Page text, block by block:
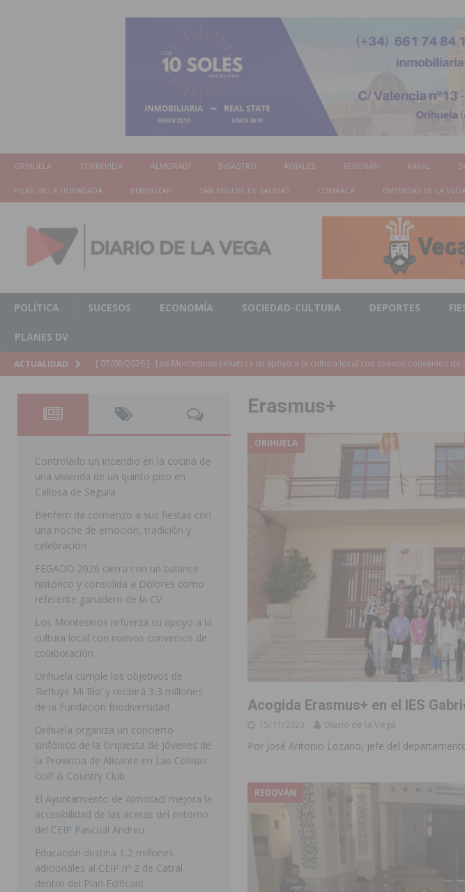
ORIHUELA TORREVIEJA ALMORADÍ BIGASTRO ROJALES REDOVÁN RAFAL
PILAR DE LA HORADADA BENEJUZAR SAN MIGUEL DE SALINAS COMARCA EMPRESAS DE LA VEGA
POLÍTICA SUCESOS ECONOMÍA SOCIEDAD-CULTURA DEPORTES
PLANES DV
ACTUALIDAD [ 07/08/2026 ] Orihuela cumple los objetivos de ‘Refluye Mi Río’ y recibirá 3,3 millones de la
[ 07/08/2026 ]
Orihuela organiza un concierto sinfónico de la Orquesta de Jóvenes de la
Golf & Country Club
ORIHUELA
[ 07/08/2026 ] El Ayuntamiento de Almoradí mejora la accesibilidad de las aceras del
ALMORADÍ
Educación destina 1,2 millones adicionales al CEIP nº 2 de Catral dentro del
[ 07/08/2026 ] La Policía Nacional desarticula un grupo criminal especializado en el robo de
Torrevieja impulsa el empleo con la contratación de 55 personas
TORREVIEJA
[ 07/08/2026 ]
Raiguero de Bonanza alerta del riesgo de incendios e inundaciones por el
[ 07/08/2026 ] La Generalitat impulsa el desdoblamiento de la CV-95, clave para Torrevieja
[ 07/08/2026 ] Benferri ya se prepara para dar comienzo a sus Fiestas 2026
Bigastro se viste de gala para la coronación de la Corte 2026
[ 07/08/2026 ] Rojales clausura con éxito las Fiestas de las Urbanizaciones de Ciudad
[ 08/08/2026 ] Controlado un incendio en la cocina de una vivienda de un quinto piso en
[ 08/08/2026 ] Benferri da comienzo a sus fiestas con una noche de emoción, tradición y
FEGADO 2026 cierra con un balance histórico y consolida a Dolores como
[ 07/08/2026 ]
Los Montesinos refuerza su apoyo a la cultura local con nuevos convenios de
Erasmus+
ORIHUELA
Acogida Erasmus+ en el IES
15/11/2023 Diario de la Vega
Por José Antonio Lozano, jefe del
REDOVÁN
Controlado un incendio en la cocina de
una vivienda de un quinto piso en
Callosa de Segura
Benferri da comienzo a sus fiestas con
una noche de emoción, tradición y
celebración
FEGADO 2026 cierra con un balance
histórico y consolida a Dolores como
referente ganadero de la CV
Los Montesinos refuerza su apoyo a la
cultura local con nuevos convenios de
colaboración
Orihuela cumple los objetivos de
‘Refluye Mi Río’ y recibirá 3,3 millones
de la Fundación Biodiversidad
Orihuela organiza un concierto
sinfónico de la Orquesta de Jóvenes de
la Provincia de Alicante en Las Colinas
Golf & Country Club
El Ayuntamiento de Almoradí mejora la
accesibilidad de las aceras del entorno
del CEIP Pascual Andreu
Educación destina 1,2 millones
adicionales al CEIP nº 2 de Catral
dentro del Plan Edificant